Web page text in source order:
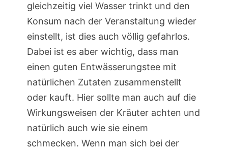
gleichzeitig viel Wasser trinkt und den
Konsum nach der Veranstaltung wieder
einstellt, ist dies auch völlig gefahrlos.
Dabei ist es aber wichtig, dass man
einen guten Entwässerungstee mit
natürlichen Zutaten zusammenstellt
oder kauft. Hier sollte man auch auf die
Wirkungsweisen der Kräuter achten und
natürlich auch wie sie einem
schmecken. Wenn man sich bei der